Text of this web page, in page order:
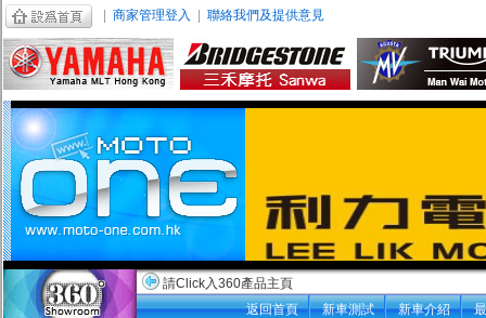
商家管理登入 聯絡我們及提供意見
請Click入360產品主頁
返回首頁
新車測試 新車介紹